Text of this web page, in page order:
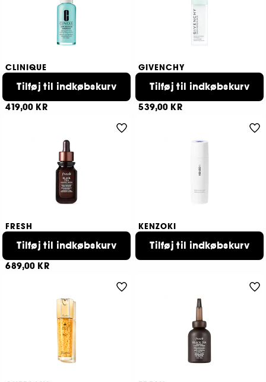
CLINIQUE
Anti-Blemish Solutions
419,00 KR
Tilføj til indkøbskurv
GIVENCHY
Ressource Skin
Ressource Serum
539,00 KR
Tilføj til indkøbskurv
FRESH
Black Tea Renewal Serum
689,00 KR
Tilføj til indkøbskurv
KENZOKI
Kenzoki Hydratation Flow
Essential Flow Serum
239,00 KR
Tilføj til indkøbskurv